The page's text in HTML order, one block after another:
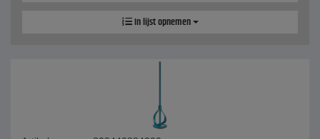
In lijst opnemen